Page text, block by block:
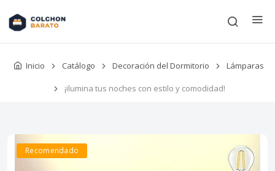
Inicio Catálogo Decoración del Dormitorio Lámparas
¡ilumina tus noches con estilo y comodidad!
Recomendado